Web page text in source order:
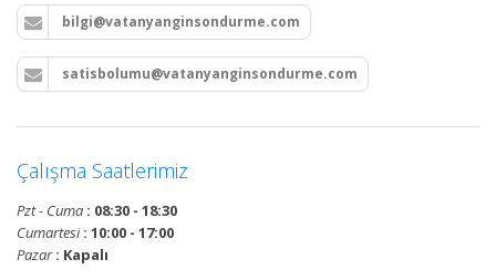
bilgi@vatanyanginsondurme.com
satisbolumu@vatanyanginsondurme.com
Çalışma Saatlerimiz
Pzt - Cuma : 08:30 - 18:30
Cumartesi: 10:00 - 17:00
Pazar: Kapalı